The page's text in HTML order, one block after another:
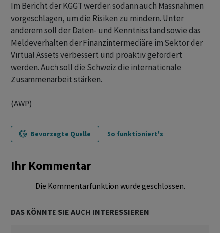
Im Bericht der KGGT werden sodann auch Massnahmen
vorgeschlagen, um die Risiken zu mindern. Unter
anderem soll der Daten- und Kenntnisstand sowie das
Meldeverhalten der Finanzintermediäre im Sektor der
Virtual Assets verbessert und proaktiv gefördert
werden. Auch soll die Schweiz die internationale
Zusammenarbeit stärken.
(AWP)
Bevorzugte Quelle So funktioniert's
Ihr Kommentar
Die Kommentarfunktion wurde geschlossen.
DAS KÖNNTE SIE AUCH INTERESSIEREN